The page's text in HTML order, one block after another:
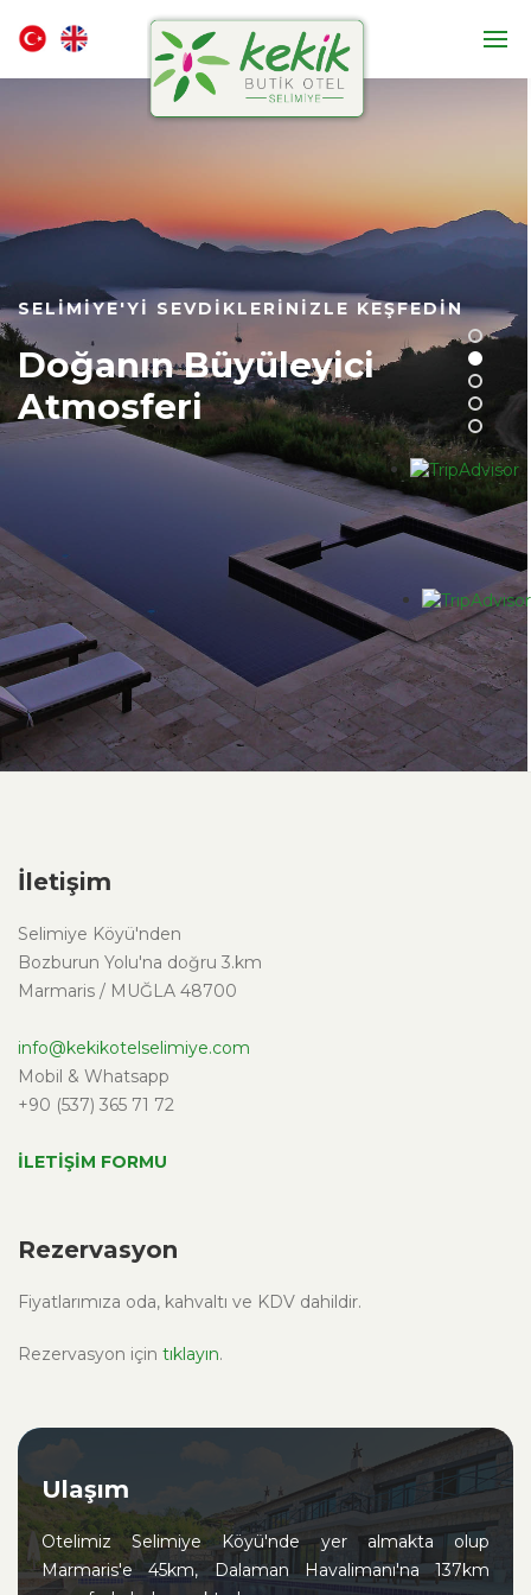
SELIMIYE'YI SEVDIKLERINIZLE KEŞFEDIN
Doğanın Büyüleyici
Atmosferi
İletişim
Selimiye Köyü'nden
Bozburun Yolu'na doğru 3.km
Marmaris / MUĞLA 48700
info@kekikotelselimiye.com
Mobil & Whatsapp
+90 (537) 365 71 72
İLETİŞİM FORMU
Rezervasyon
Fiyatlarımıza oda, kahvaltı ve KDV dahildir.
Rezervasyon için tıklayın.
Ulaşım
Otelimiz Selimiye Köyü'nde yer almakta olup
Marmaris'e 45km, Dalaman Havalimanı'na 137km